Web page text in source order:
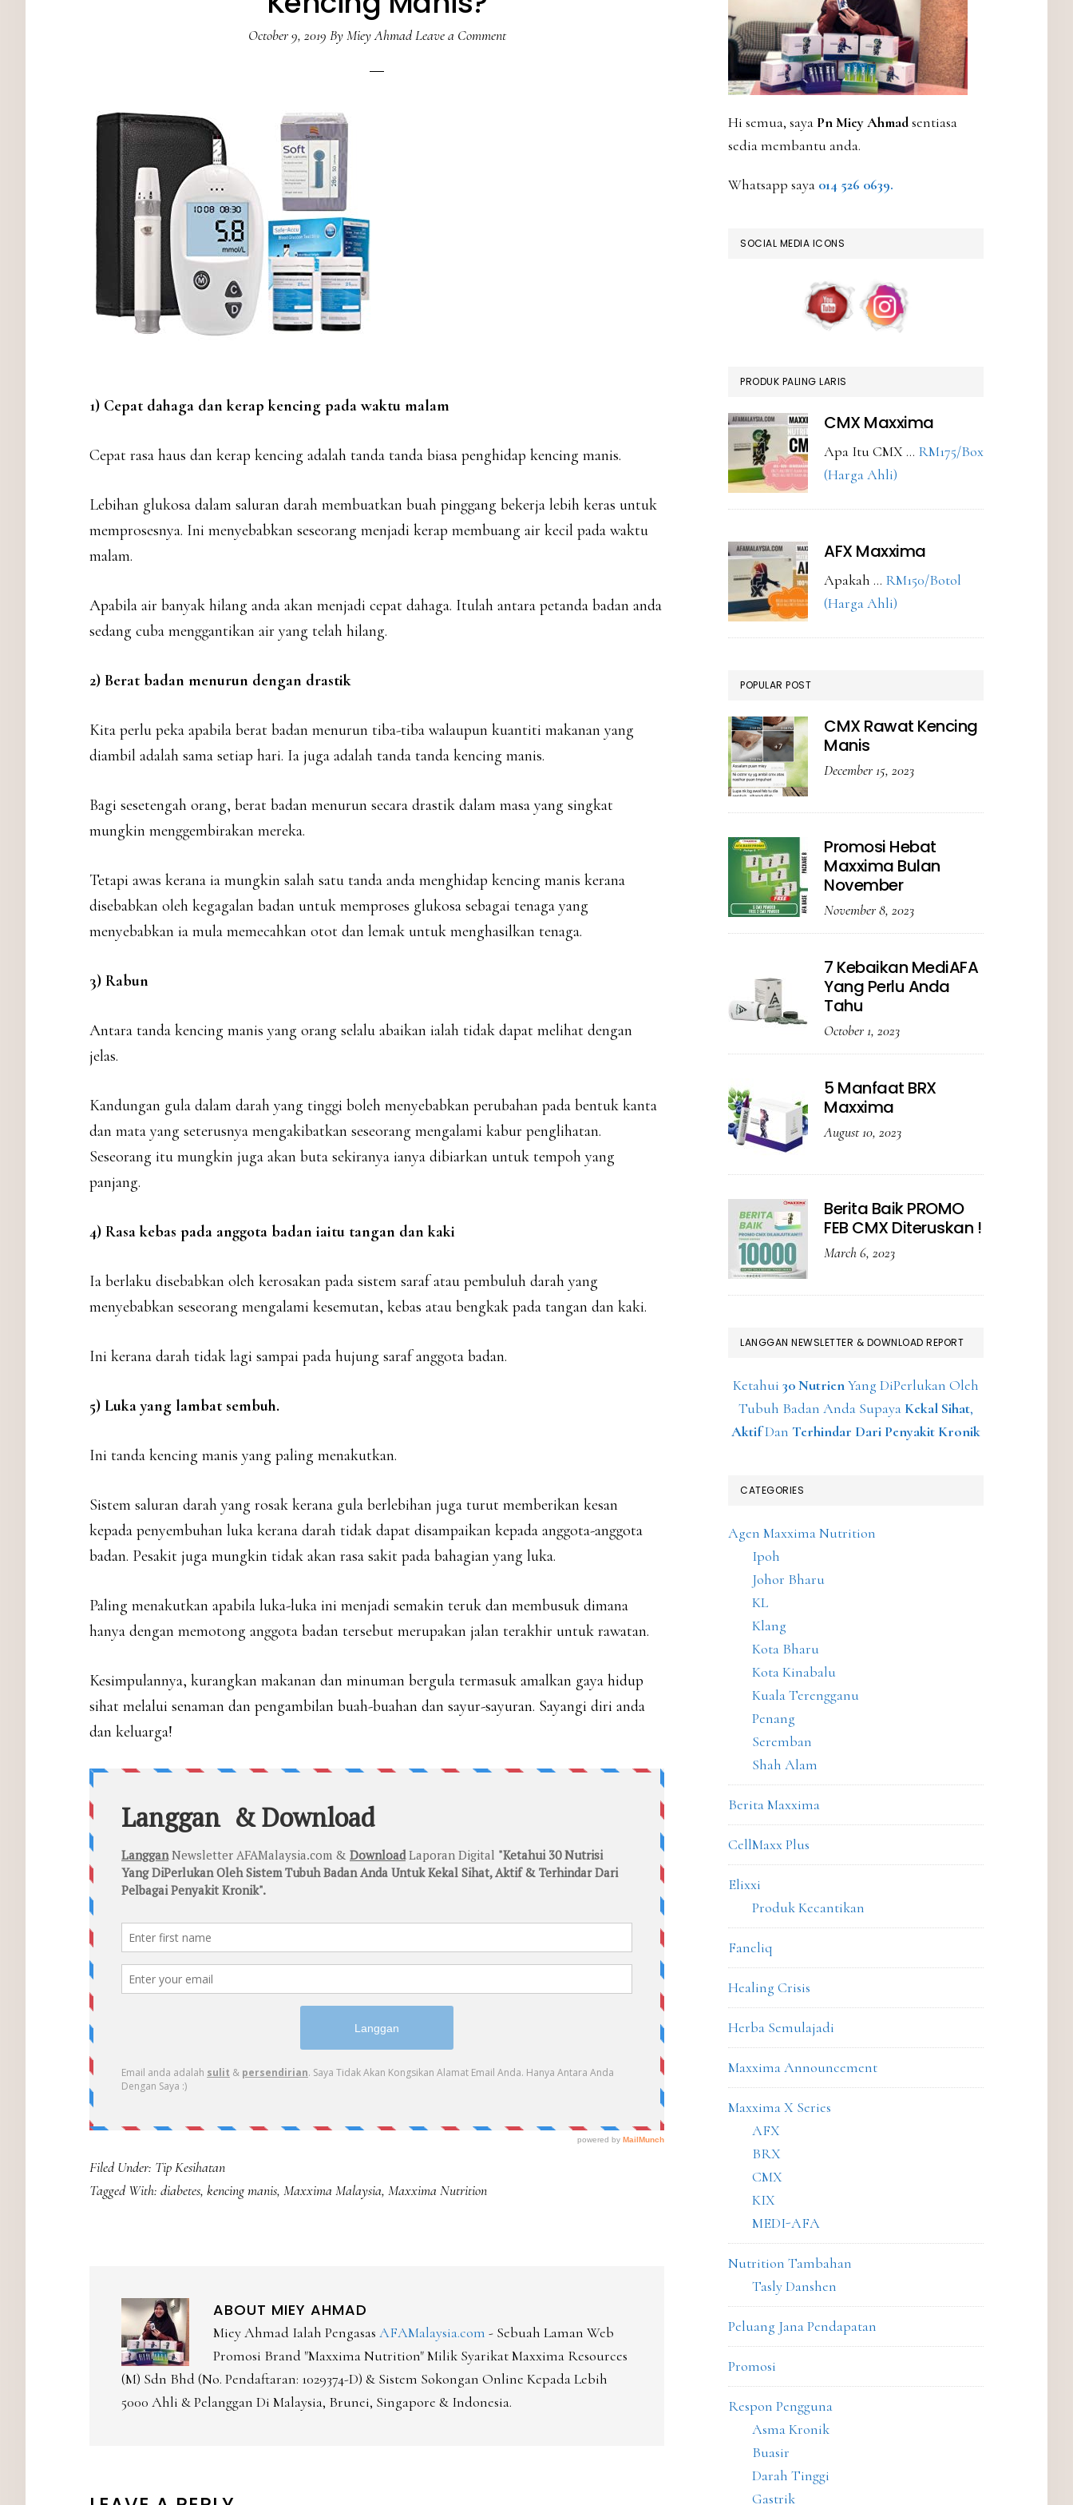
October 9, 2019 ByMiey Ahmad Leave a Comment
1) Cepat dahaga dan kerap kencing pada waktu malam
Cepat rasa haus dan kerap kencing adalah tanda tanda biasa penghidap kencing manis.
Lebihan glukosa dalam saluran darah membuatkan buah pinggang bekerja lebih keras untuk
memprosesnya. Ini menyebabkan seseorang menjadi kerap membuang air kecil pada waktu
malam.
Apabila air banyak hilang anda akan menjadi cepat dahaga. Itulah antara petanda badan anda
sedang cuba menggantikan air yang telah hilang.
2) Berat badan menurun dengan drastik
Kita perlu peka apabila berat badan menurun tiba-tiba walaupun kuantiti makanan yang
diambil adalah sama setiap hari. Ia juga adalah tanda tanda kencing manis.
Bagi sesetengah orang, berat badan menurun secara drastik dalam masa yang singkat
mungkin menggembirakan mereka.
Tetapi awas kerana ia mungkin salah satu tanda anda menghidap kencing manis kerana
disebabkan oleh kegagalan badan untuk memproses glukosa sebagai tenaga yang
menyebabkan ia mula memecahkan otot dan lemak untuk menghasilkan tenaga.
3) Rabun
Antara tanda kencing manis yang orang selalu abaikan ialah tidak dapat melihat dengan
jelas.
Kandungan gula dalam darah yang tinggi boleh menyebabkan perubahan pada bentuk kanta
dan mata yang seterusnya mengakibatkan seseorang mengalami kabur penglihatan.
Seseorang itu mungkin juga akan buta sekiranya ianya dibiarkan untuk tempoh yang
panjang.
4) Rasa kebas pada anggota badan iaitu tangan dan kaki
Ia berlaku disebabkan oleh kerosakan pada sistem saraf atau pembuluh darah yang
menyebabkan seseorang mengalami kesemutan, kebas atau bengkak pada tangan dan kaki.
Ini kerana darah tidak lagi sampai pada hujung saraf anggota badan.
5) Luka yang lambat sembuh.
Ini tanda kencing manis yang paling menakutkan.
Sistem saluran darah yang rosak kerana gula berlebihan juga turut memberikan kesan
kepada penyembuhan luka kerana darah tidak dapat disampaikan kepada anggota-anggota
badan. Pesakit juga mungkin tidak akan rasa sakit pada bahagian yang luka.
Paling menakutkan apabila luka-luka ini menjadi semakin teruk dan membusuk dimana
hanya dengan memotong anggota badan tersebut merupakan jalan terakhir untuk rawatan.
Kesimpulannya, kurangkan makanan dan minuman bergula termasuk amalkan gaya hidup
sihat melalui senaman dan pengambilan buah-buahan dan sayur-sayuran. Sayangi diri anda
dan keluarga!
Filed Under: Tip Kesihatan
Tagged With: diabetes, kencing manis, Maxxima Malaysia, Maxxima Nutrition
ABOUT MIEY AHMAD
Miey Ahmad Ialah Pengasas AFAMalaysia.com - Sebuah Laman Web
Promosi Brand "Maxxima Nutrition" Milik Syarikat Maxxima Resources
(M) Sdn Bhd (No. Pendaftaran: 1029374-D) & Sistem Sokongan Online Kepada Lebih
5000 Ahli & Pelanggan Di Malaysia, Brunei, Singapore & Indonesia.
Hi semua, saya Pn Miey Ahmadsentiasa
sedia membantu anda.
Whatsapp saya 014 526 0639.
SOCIAL MEDIA ICONS
PRODUK PALING LARIS
CMX Maxxima
Apa Itu CMX … RM175/Box
(Harga Ahli)
AFX Maxxima
Apakah … RM150/Botol
(Harga Ahli)
POPULAR POST
CMX Rawat Kencing
Manis
December 15, 2023
Promosi Hebat
Maxxima Bulan
November
November 8, 2023
7 Kebaikan MediAFA
Yang Perlu Anda
Tahu
October 1, 2023
5 Manfaat BRX
Maxxima
August 10, 2023
Berita Baik PROMO
FEB CMX Diteruskan !
March 6, 2023
LANGGAN NEWSLETTER & DOWNLOAD REPORT
Ketahui 30 NutrienYang DiPerlukan Oleh
Tubuh Badan Anda Supaya Kekal Sihat,
AktifDan Terhindar Dari Penyakit Kronik
CATEGORIES
Agen Maxxima Nutrition
Ipoh
Johor Bharu
KL
Klang
Kota Bharu
Kota Kinabalu
Kuala Terengganu
Penang
Seremban
Shah Alam
Berita Maxxima
CellMaxx Plus
Elixxi
Produk Kecantikan
Faneliq
Healing Crisis
Herba Semulajadi
Maxxima Announcement
Maxxima X Series
AFX
BRX
CMX
KIX
MEDI-AFA
Nutrition Tambahan
Tasly Danshen
Peluang Jana Pendapatan
Promosi
Respon Pengguna
Asma Kronik
Buasir
Darah Tinggi
Gastrik